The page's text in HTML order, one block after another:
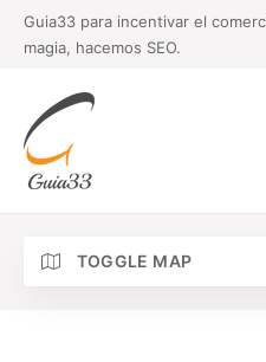
Guia33 para incentivar el
magia, hacemos SEO.
TOGGLE MAP